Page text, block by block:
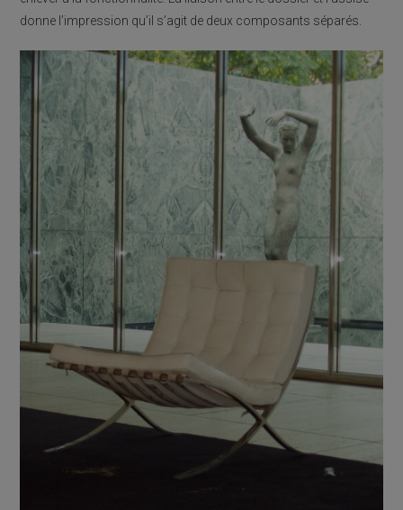
donne l’impression qu’il s’agit de deux composants séparés.